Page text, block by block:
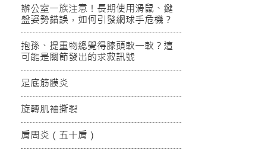
辦公室一族注意！長期使用滑鼠、鍵
盤姿勢錯誤，如何引發網球手危機？
抱孫、提重物總覺得膝頭軟一軟？這
可能是關節發出的求救訊號
足底筋膜炎
旋轉肌袖撕裂
肩周炎（五十肩）